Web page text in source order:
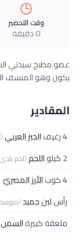
وقت التحضير
0 دقيقة
يكون وهو المنسف
المقادير
4 رغيف الخبز العربي
2 كيلو اللحم(لحم
4 كوب
الأرز المصريّ
رأسلبن جميد
ملعقة كبيرةالسمن